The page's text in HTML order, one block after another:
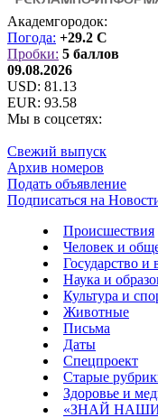
Академгородок:
Погода: +29.2 C
Пробки: 5 баллов
09.08.2026
USD: 81.13
EUR: 93.58
Мы в соцсетях:
Свежий выпуск
Архив номеров
Подать объявление
Подписаться на
Происшествия
Человек и
Государство и
Наука и
Культура и
Животные
Письма
Даты
Спецпроект
Старые
Здоровье и
«ЗНАЙ